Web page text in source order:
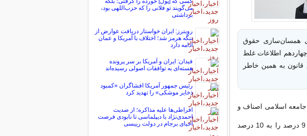
تومان برای همسان‌سازی حقوق
اطلاعات غلط
به همین خاطر
اسلامی اصناف و
بازاریان اردبیل اظهار داشت: ما در مجلس یازدهم ارزش افزوده 9 درصد را به 10 درصد
می‌گویند تو فلانی را که حزب‌اللهی بود،
برداشتی
رویترز: ایران خواستار دریافت عوارض از
تنگه هرمز شد؛ اختلاف با آمریکا و عمان
ادامه دارد
فیدان: ایران و آمریکا بر سر پرونده
هسته‌ای به توافقات اصولی رسیده‌اند
رئیس جمهور آمریکا افشاگران «کمبود
ذخایر موشکی» را تهدید کرد
افراطی‌ها علیه مذاکره؛ از ضدیت
احمدی‌نژاد با دیپلماسی تا نابودی فرصت
احیای برجام در دولت رییسی